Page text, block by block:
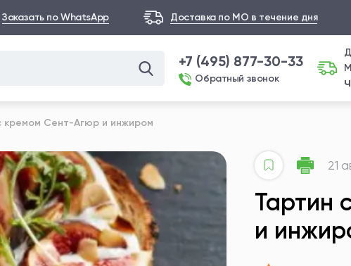
Заказать по WhatsApp Доставка по МО в течение дня
+7 (495) 877-30-33
Обратный звонок
кремом Сент-Агюр и инжиром
21
Тартин
и